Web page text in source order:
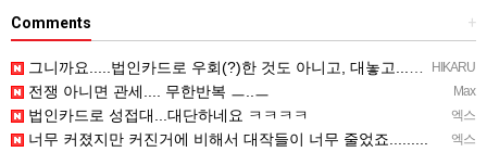
+
Comments
HIKARU
그니까요.....법인카드로 우회(?)한 것도 아니고, 대놓고...ㅋ ㅋ)
Max
전쟁 아니면 관세.... 무한반복 ㅡ..ㅡ
엑스
법인카드로 성접대...대단하네요 ㅋㅋㅋㅋ
엑스
너무 커졌지만 커진거에 비해서 대작들이 너무 줄었죠.........